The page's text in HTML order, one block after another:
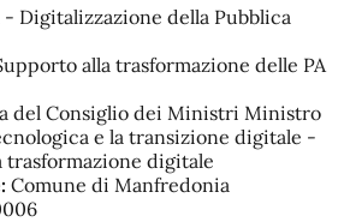
- Digitalizzazione della Pubblica
alla trasformazione delle PA
del Consiglio dei Ministri Ministro
e la transizione digitale -
digitale
Comune di Manfredonia